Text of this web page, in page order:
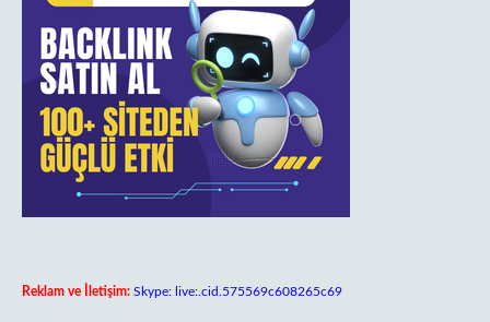
Reklam ve İletişim: Skype: live:.cid.575569c608265c69